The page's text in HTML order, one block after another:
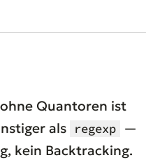
Quantoren ist
als regexp —
kein Backtracking.